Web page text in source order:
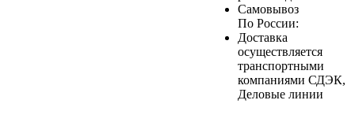
Самовывоз
По России:
Доставка
осуществляется
транспортными
компаниями СДЭК,
Деловые линии